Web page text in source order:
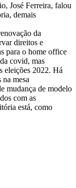
José Ferreira, falou
demais
da
direitos e
para o home office
covid, mas
eleições 2022. Há
mesa
mudança de modelo
com as
está, como